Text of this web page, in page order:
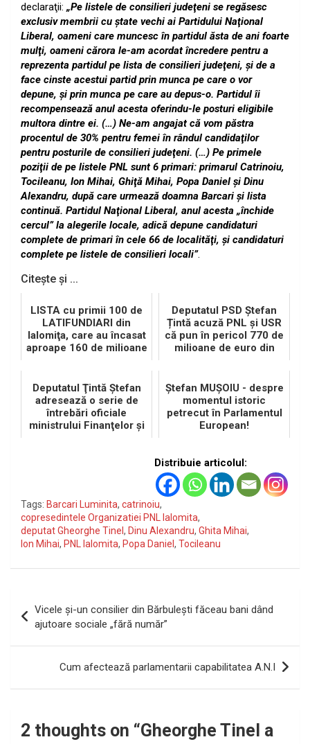
declaraţii: „Pe listele de consilieri judeţeni se regăsesc
exclusiv membrii cu ştate vechi ai Partidului Naţional
Liberal, oameni care muncesc în partidul ăsta de ani foarte
mulţi, oameni cărora le-am acordat încredere pentru a
reprezenta partidul pe lista de consilieri judeţeni, şi de a
face cinste acestui partid prin munca pe care o vor
depune, şi prin munca pe care au depus-o. Partidul îi
recompensează anul acesta oferindu-le posturi eligibile
multora dintre ei. (…) Ne-am angajat că vom păstra
procentul de 30% pentru femei în rândul candidaţilor
pentru posturile de consilieri judeţeni. (…) Pe primele
poziţii de pe listele PNL sunt 6 primari: primarul Catrinoiu,
Tocileanu, Ion Mihai, Ghiţă Mihai, Popa Daniel şi Dinu
Alexandru, după care urmează doamna Barcari şi lista
continuă. Partidul Naţional Liberal, anul acesta „închide
cercul” la alegerile locale, adică depune candidaturi
complete de primari în cele 66 de localităţi, şi candidaturi
complete pe listele de consilieri locali”.
Citește și ...
LISTA cu primii 100 de
LATIFUNDIARI din
Ialomiţa, care au încasat
aproape 160 de milioane
Deputatul PSD Ștefan
Țintă acuză PNL și USR
că pun în pericol 770 de
milioane de euro din
Deputatul Ţintă Ştefan
adresează o serie de
întrebări oficiale
ministrului Finanţelor şi
Ştefan MUŞOIU - despre
momentul istoric
petrecut în Parlamentul
European!
Distribuie articolul:
Tags: Barcari Luminita, catrinoiu,
copresedintele Organizatiei PNL Ialomita,
deputat Gheorghe Tinel , Dinu Alexandru, Ghita Mihai,
Ion Mihai, PNL Ialomita, Popa Daniel , Tocileanu
în
articole
Vicele şi-un consilier din Bărbuleşti făceau bani dând
ajutoare sociale „fără număr”
Cum afectează parlamentarii capabilitatea A.N.I
2 thoughts on “Gheorghe Tinel a